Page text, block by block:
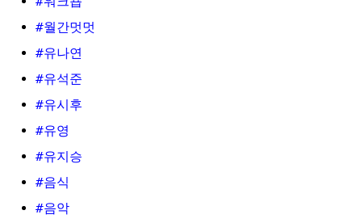
#월간멋멋
#유나연
#유석준
#유시후
#유영
#유지승
#음식
#음악